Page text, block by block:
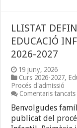
LLISTAT
EDUCACIÓ
2026-2027
19 juny, 2026
Curs 2026-2027,
Procés d'admissió
Comentaris tancatsa
Benvolgudes
publicat del